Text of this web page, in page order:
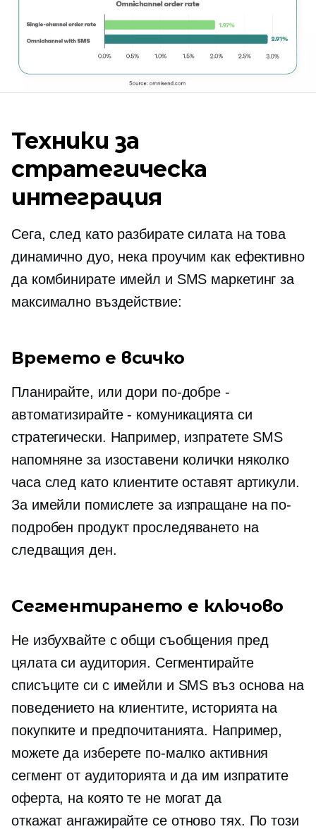
Техники за
стратегическа
интеграция
Сега, след като разбирате силата на това
динамично дуо, нека проучим как ефективно
да комбинирате имейл и SMS маркетинг за
максимално въздействие:
Времето е всичко
Планирайте, или дори по-добре -
автоматизирайте - комуникацията си
стратегически. Например, изпратете SMS
напомняне за изоставени колички няколко
часа след като клиентите оставят артикули.
За имейли помислете за изпращане на по-
подробен продукт проследяванетона
следващия ден.
Сегментирането е ключово
Не избухвайте с общи съобщения пред
цялата си аудитория. Сегментирайте
списъците си с имейли и SMS въз основа на
поведението на клиентите, историята на
покупките и предпочитанията. Например,
можете да изберете по-малко активния
сегмент от аудиторията и да им изпратите
оферта, на която те не могат да
откажатангажирайте се отново тях. По този